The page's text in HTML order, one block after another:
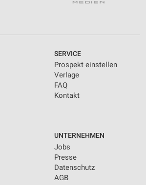
SERVICE
Prospekt einstellen
Verlage
FAQ
Kontakt
UNTERNEHMEN
Jobs
Presse
Datenschutz
AGB